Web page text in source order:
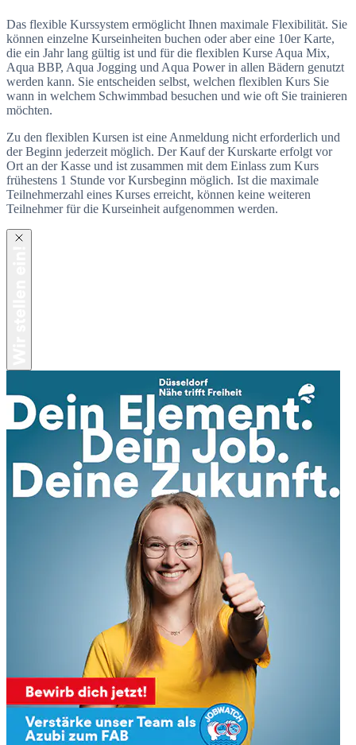
Das flexible Kurssystem ermöglicht Ihnen maximale Flexibilität. Sie
können einzelne Kurseinheiten buchen oder aber eine 10er Karte,
die ein Jahr lang gültig ist und für die flexiblen Kurse Aqua Mix,
Aqua BBP, Aqua Jogging und Aqua Power in allen Bädern genutzt
werden kann. Sie entscheiden selbst, welchen flexiblen Kurs Sie
wann in welchem Schwimmbad besuchen und wie oft Sie trainieren
möchten.
Zu den flexiblen Kursen ist eine Anmeldung nicht erforderlich und
der Beginn jederzeit möglich. Der Kauf der Kurskarte erfolgt vor
Ort an der Kasse und ist zusammen mit dem Einlass zum Kurs
frühestens 1 Stunde vor Kursbeginn möglich. Ist die maximale
Teilnehmerzahl eines Kurses erreicht, können keine weiteren
Teilnehmer für die Kurseinheit aufgenommen werden.